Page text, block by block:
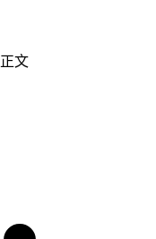
正文